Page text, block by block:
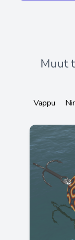
Muut
Vappu